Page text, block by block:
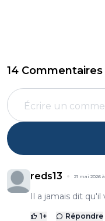
14 Commentaires
reds13 21 mai 2026
Il a jamais dit
1+ Répondre